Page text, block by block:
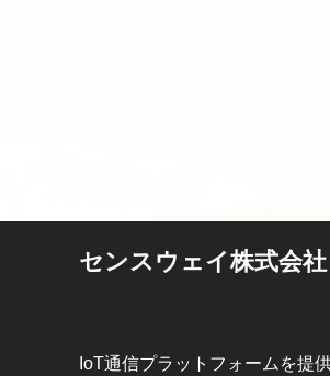
センスウェイ株式会社
IoT通信プラットフォームを提